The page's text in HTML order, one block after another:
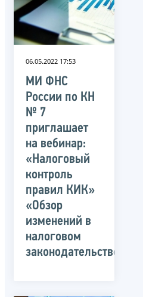
06.05.2022 17:53
МИ ФНС
России по КН
№ 7
приглашает
на вебинар:
«Налоговый
контроль
правил КИК»
«Обзор
изменений в
налоговом
законодательстве»